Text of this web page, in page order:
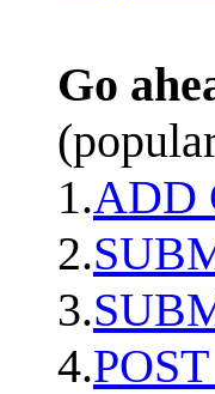
Go
1.ADD
2.
3.
4.